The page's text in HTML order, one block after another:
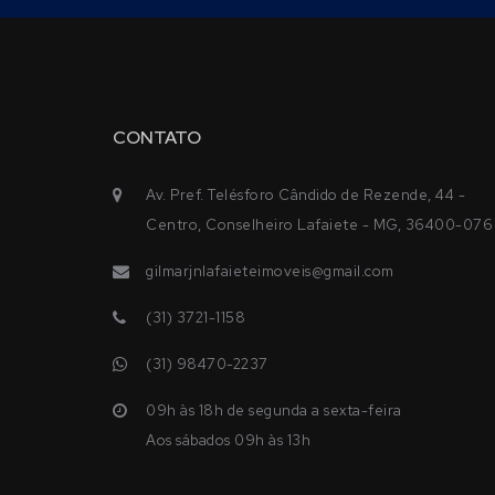
CONTATO
Av. Pref. Telésforo Cândido de Rezende, 44 -
Centro, Conselheiro Lafaiete - MG, 36400-076
gilmarjnlafaieteimoveis@gmail.com
(31) 3721-1158
(31) 98470-2237
09h às 18h de segunda a sexta-feira
Aos sábados 09h às 13h